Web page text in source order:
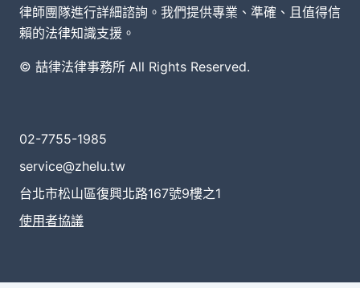
律師團隊進行詳細諮詢。我們提供專業、準確、且值得信
賴的法律知識支援。
© 喆律法律事務所 All Rights Reserved.
02-7755-1985
service@zhelu.tw
台北市松山區復興北路167號9樓之1
使用者協議